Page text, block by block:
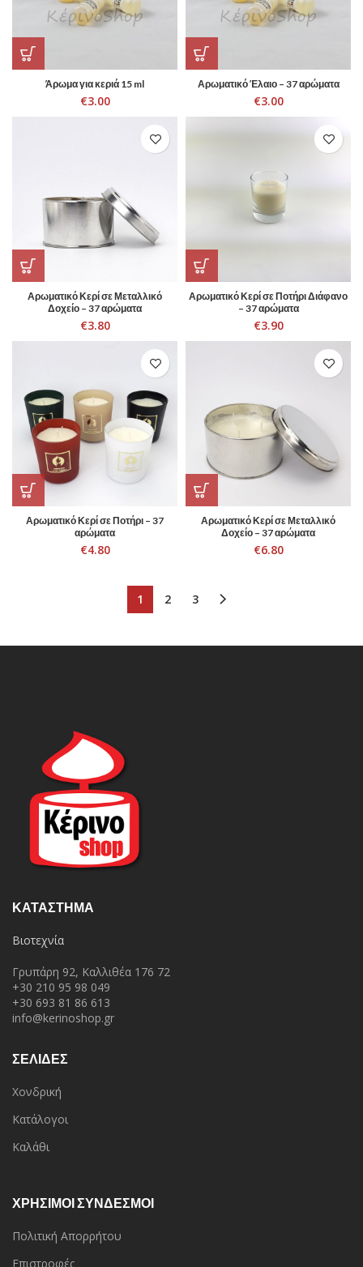
Άρωμα για κεριά 15 ml
€3.00
Αρωματικό Έλαιο – 37 αρώματα
€3.00
Αρωματικό Κερί σε Μεταλλικό
Δοχείο – 37 αρώματα
€3.80
Αρωματικό Κερί σε Ποτήρι Διάφανο
– 37 αρώματα
€3.90
Αρωματικό Κερί σε Ποτήρι – 37
αρώματα
€4.80
Αρωματικό Κερί σε Μεταλλικό
Δοχείο – 37 αρώματα
€6.80
1 2 3
ΚΑΤΆΣΤΗΜΑ
Βιοτεχνία
Γρυπάρη 92, Καλλιθέα 176 72
+30 210 95 98 049
+30 693 81 86 613
info@kerinoshop.gr
ΣΕΛΙΔΕΣ
Χονδρική
Κατάλογοι
Καλάθι
ΧΡΗΣΙΜΟΙ ΣΥΝΔΕΣΜΟΙ
Πολιτική Απορρήτου
Επιστροφές